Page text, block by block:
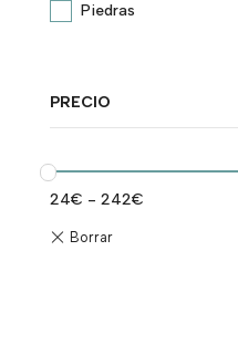
Piedras
PRECIO
24€ - 242€